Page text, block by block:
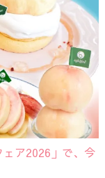
ア2026」で、今